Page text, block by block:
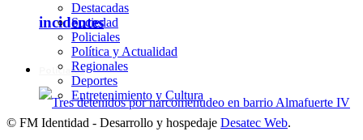
incidentes
Policiales
Destacadas
Sociedad
Policiales
Política y Actualidad
Regionales
Deportes
Entretenimiento y Cultura
© FM Identidad - Desarrollo y hospedaje Desatec Web.